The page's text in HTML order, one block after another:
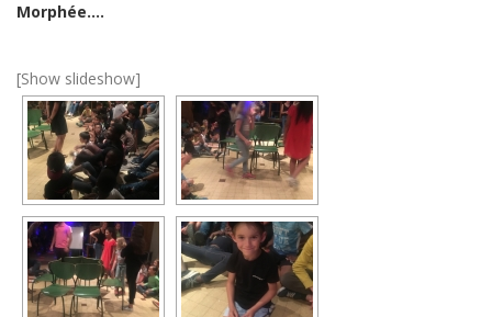
Morphée….
[Show slideshow]